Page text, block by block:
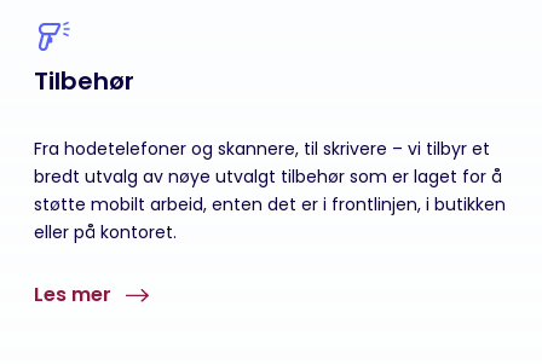
Tilbehør
Fra hodetelefoner og skannere, til skrivere – vi tilbyr et
bredt utvalg av nøye utvalgt tilbehør som er laget for å
støtte mobilt arbeid, enten det er i frontlinjen, i butikken
eller på kontoret.
Les mer